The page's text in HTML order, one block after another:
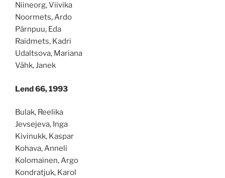
Niineorg, Viivika
Noormets, Ardo
Pärnpuu, Eda
Raidmets, Kadri
Udaltsova, Mariana
Vähk, Janek
Lend 66, 1993
Bulak, Reelika
Jevsejeva, Inga
Kivinukk, Kaspar
Kohava, Anneli
Kolomainen, Argo
Kondratjuk, Karol